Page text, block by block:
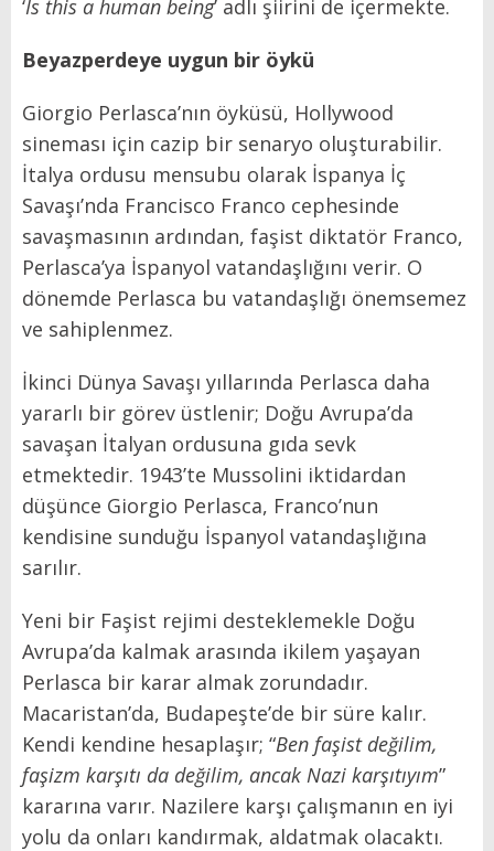
‘Is this a human being’ adlı şiirini de içermekte.
Beyazperdeye uygun bir öykü
Giorgio Perlasca’nın öyküsü, Hollywood
sineması için cazip bir senaryo oluşturabilir.
İtalya ordusu mensubu olarak İspanya İç
Savaşı’nda Francisco Franco cephesinde
savaşmasının ardından, faşist diktatör Franco,
Perlasca’ya İspanyol vatandaşlığını verir. O
dönemde Perlasca bu vatandaşlığı önemsemez
ve sahiplenmez.
İkinci Dünya Savaşı yıllarında Perlasca daha
yararlı bir görev üstlenir; Doğu Avrupa’da
savaşan İtalyan ordusuna gıda sevk
etmektedir. 1943’te Mussolini iktidardan
düşünce Giorgio Perlasca, Franco’nun
kendisine sunduğu İspanyol vatandaşlığına
sarılır.
Yeni bir Faşist rejimi desteklemekle Doğu
Avrupa’da kalmak arasında ikilem yaşayan
Perlasca bir karar almak zorundadır.
Macaristan’da, Budapeşte’de bir süre kalır.
Kendi kendine hesaplaşır; “Ben faşist değilim,
faşizm karşıtı da değilim, ancak Nazi karşıtıyım”
kararına varır. Nazilere karşı çalışmanın en iyi
yolu da onları kandırmak, aldatmak olacaktı.